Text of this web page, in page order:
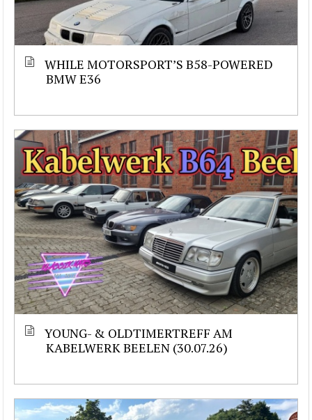
WHILE MOTORSPORT’S B58-POWERED
BMW E36
YOUNG- & OLDTIMERTREFF AM
KABELWERK BEELEN (30.07.26)